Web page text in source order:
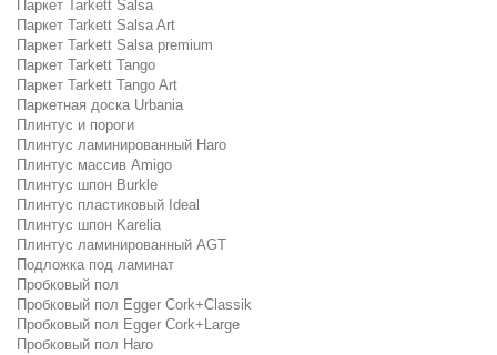
Паркет Tarkett Salsa
Паркет Tarkett Salsa Art
Паркет Tarkett Salsa premium
Паркет Tarkett Tango
Паркет Tarkett Tango Art
Паркетная доска Urbania
Плинтус и пороги
Плинтус ламинированный Haro
Плинтус массив Amigo
Плинтус шпон Burkle
Плинтус пластиковый Ideal
Плинтус шпон Karelia
Плинтус ламинированный AGT
Подложка под ламинат
Пробковый пол
Пробковый пол Egger Cork+Classik
Пробковый пол Egger Cork+Large
Пробковый пол Haro